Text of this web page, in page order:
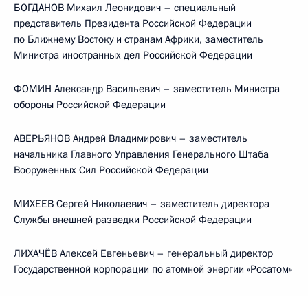
БОГДАНОВ Михаил Леонидович – специальный
представитель Президента Российской Федерации
по Ближнему Востоку и странам Африки, заместитель
Министра иностранных дел Российской Федерации
ФОМИН Александр Васильевич – заместитель Министра
обороны Российской Федерации
АВЕРЬЯНОВ Андрей Владимирович – заместитель
начальника Главного Управления Генерального Штаба
Вооруженных Сил Российской Федерации
МИХЕЕВ Сергей Николаевич – заместитель директора
Службы внешней разведки Российской Федерации
ЛИХАЧЁВ Алексей Евгеньевич – генеральный директор
Государственной корпорации по атомной энергии «Росатом»